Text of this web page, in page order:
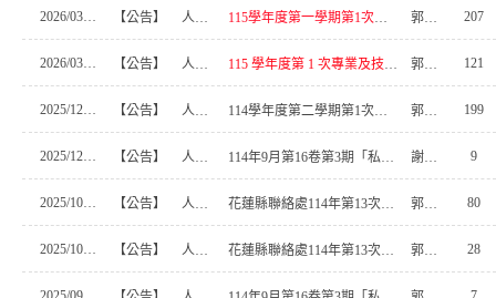
2026/03/30 【公告】 人事室 115學年度第一學期第1次教師甄試簡章 郭明宏 207
2026/03/25 【公告】 人事室 115 學年度第 1 次專業及技術教師甄試簡章公告 郭明宏 121
2025/12/11 【公告】 人事室 114學年度第二學期第1次專業及技術教師甄試簡章公告 郭明宏 199
2025/12/03 【公告】 人事室 114年9月第16卷第3期「私校退撫儲金監理會會訊」 謝沂育 9
2025/10/23 【公告】 人事室 花蓮縣聯絡處114年第13次學務創新人員錄取公告 郭明宏 80
2025/10/09 【公告】 人事室 花蓮縣聯絡處114年第13次學務創新人員甄選簡章 郭明宏 28